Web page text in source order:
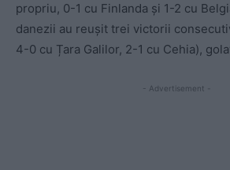
propriu, 0-1 cu Finlanda și 1-2 cu
danezii au reușit trei victorii
4-0 cu Țara Galilor, 2-1 cu Cehia),
- Advertisement -